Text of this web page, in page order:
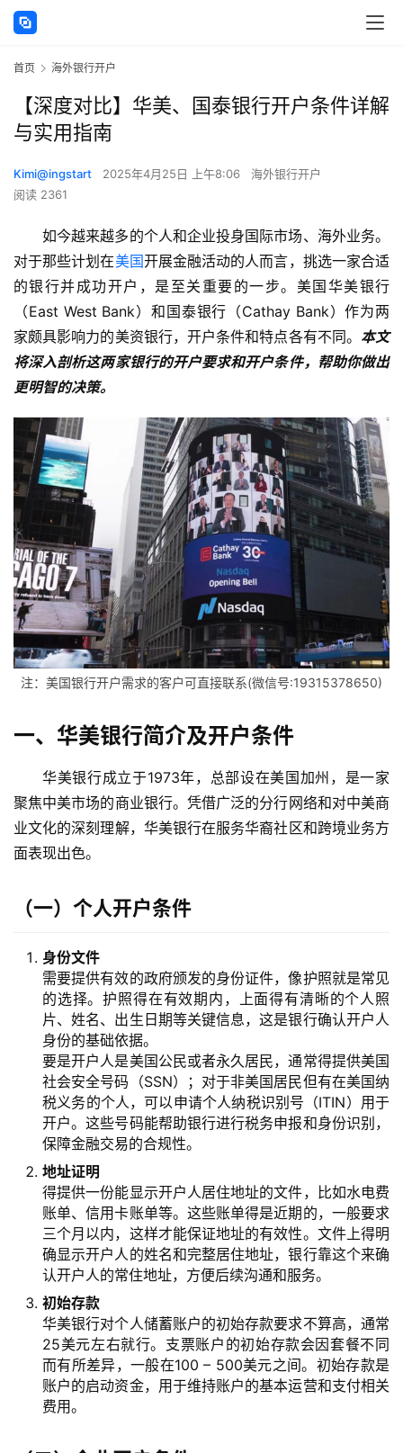
首页 海外银行开户
【深度对比】华美、国泰银行开户条件详解
与实用指南
Kimi@ingstart 2025年4月25日 上午8:06
海外银行开户
阅读 2361
如今越来越多的个人和企业投身国际市场、海外业务。
对于那些计划在美国开展金融活动的人而言，挑选一家合适
的银行并成功开户，是至关重要的一步。美国华美银行
（East West Bank）和国泰银行（Cathay Bank）作为两
家颇具影响力的美资银行，开户条件和特点各有不同。 本文
将深入剖析这两家银行的开户要求和开户条件，帮助你做出
更明智的决策。
注：美国银行开户需求的客户可直接联系(微信号:19315378650)
一、华美银行简介及开户条件
华美银行成立于1973年，总部设在美国加州，是一家
聚焦中美市场的商业银行。凭借广泛的分行网络和对中美商
业文化的深刻理解，华美银行在服务华裔社区和跨境业务方
面表现出色。
（一）个人开户条件
身份文件
需要提供有效的政府颁发的身份证件，像护照就是常见
的选择。护照得在有效期内，上面得有清晰的个人照
片、姓名、出生日期等关键信息，这是银行确认开户人
身份的基础依据。
要是开户人是美国公民或者永久居民，通常得提供美国
社会安全号码（SSN）；对于非美国居民但有在美国纳
税义务的个人，可以申请个人纳税识别号（ITIN）用于
开户。这些号码能帮助银行进行税务申报和身份识别，
保障金融交易的合规性。
地址证明
得提供一份能显示开户人居住地址的文件，比如水电费
账单、信用卡账单等。这些账单得是近期的，一般要求
三个月以内，这样才能保证地址的有效性。文件上得明
确显示开户人的姓名和完整居住地址，银行靠这个来确
认开户人的常住地址，方便后续沟通和服务。
初始存款
华美银行对个人储蓄账户的初始存款要求不算高，通常
25美元左右就行。支票账户的初始存款会因套餐不同
而有所差异，一般在100 – 500美元之间。初始存款是
账户的启动资金，用于维持账户的基本运营和支付相关
费用。